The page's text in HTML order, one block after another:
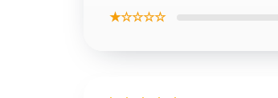
★☆☆☆☆